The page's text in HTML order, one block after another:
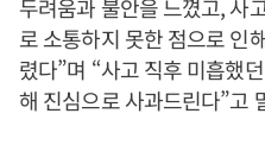
두려움과 불안을 느꼈고, 사
로 소통하지 못한 점으로 인
렸다”며 “사고 직후 미흡했
해 진심으로 사과드린다”고